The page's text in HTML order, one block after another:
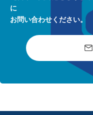
に
お問い合わせください。